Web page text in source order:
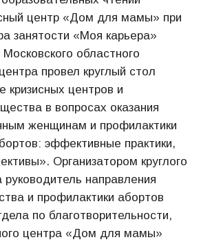
центр «Дом для мамы» при
занятости «Моя карьера»
областного
провел круглый стол
кризисных центров и
в вопросах оказания
женщинам и профилактики
эффективные практики,
Организатором круглого
направления
и профилактики абортов
по благотворительности,
центра «Дом для мамы»